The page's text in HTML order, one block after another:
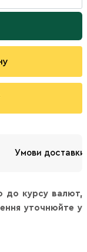
Умови доставки
до курсу валют,
уточнюйте у